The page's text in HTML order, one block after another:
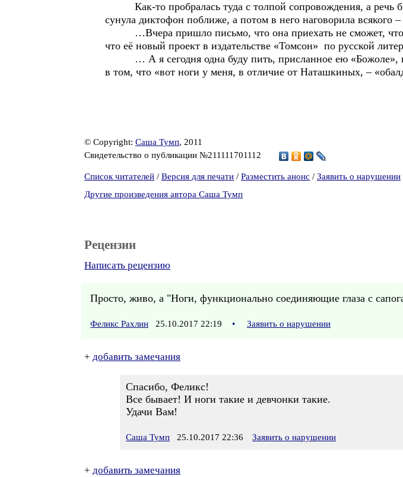
Как-то пробралась туда с толпой сопровождения, а речь
сунула диктофон поближе, а потом в него наговорила
…Вчера пришло письмо, что она приехать не сможет, что
что её новый проект в издательстве «Томсон» по русской
… А я сегодня одна буду пить, присланное ею «Божоле»,
в том, что «вот ноги у меня, в отличие от Наташкиных, –
© Copyright: Саша Тумп, 2011
Свидетельство о публикации №211111701112
Список читателей / Версия для печати / Разместить анонс / Заявить о нарушении
Другие произведения автора Саша Тумп
Рецензии
Написать рецензию
Просто, живо, а "Ноги, функционально соединяющие глаза с
Феликс Рахлин 25.10.2017 22:19 • Заявить о нарушении
+ добавить замечания
Спасибо, Феликс!
Все бывает! И ноги такие и девчонки такие.
Удачи Вам!
Саша Тумп 25.10.2017 22:36 Заявить о нарушении
+ добавить замечания